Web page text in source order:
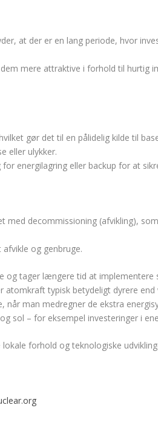
at der er en lang periode, hvor
mere attraktive i forhold til hurtig
gør det til en pålidelig kilde til
eller ulykker.
energilagring eller backup for at
decommissioning (afvikling),
og genbruge.
tager længere tid at implementere
atomkraft typisk betydeligt dyrere end
når man medregner de ekstra
sol – for eksempel investeringer i
forhold og teknologiske